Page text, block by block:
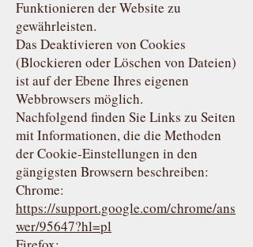
Funktionieren der Website zu
gewährleisten.
Das Deaktivieren von Cookies
(Blockieren oder Löschen von Dateien)
ist auf der Ebene Ihres eigenen
Webbrowsers möglich.
Nachfolgend finden Sie Links zu Seiten
mit Informationen, die die Methoden
der Cookie-Einstellungen in den
gängigsten Browsern beschreiben:
Chrome:
https://support.google.com/chrome/ans
wer/95647?hl=pl